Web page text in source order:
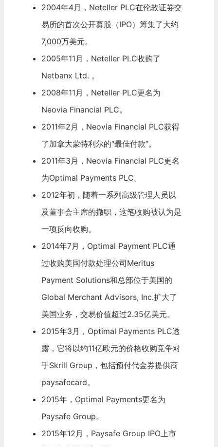
2004年4月，Neteller PLC在伦敦证券交
易所的首次公开募股 （IPO）筹集了大约
7,000万美元。
2005年11月，Neteller PLC收购了
Netbanx Ltd. 。
2008年11月，Neteller PLC更名为
Neovia Financial PLC。
2011年2月，Neovia Financial PLC获得
了加拿大蒙特利尔的“最佳付款”。
2011年3月，Neovia Financial PLC更名
为Optimal Payments PLC。
2012年初，随着一系列高级管理人员以
及董事会主席的撤职，这笔收购被认为是
一项反向收购。
2014年7月，Optimal Payment PLC通
过收购美国付款处理公司Meritus
Payment Solutions和总部位于美国的
Global Merchant Advisors, Inc.扩大了
美国业务，交易价值超过2.35亿美元。
2015年3月，Optimal Payments PLC透
露，它将以约11亿欧元的价格收购竞争对
手Skrill Group，包括预付代金券提供商
paysafecard。
2015年，Optimal Payments更名为
Paysafe Group。
2015年12月，Paysafe Group IPO上市